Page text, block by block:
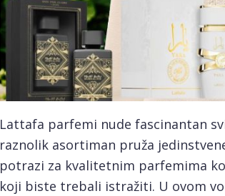
Lattafa parfemi nude fascinantan
raznolik asortiman pruža
potrazi za kvalitetnim parfemima
koji biste trebali istražiti. U ovom